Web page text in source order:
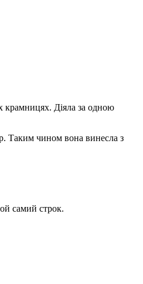
крамницях. Діяла за одною
Таким чином вона винесла з
самий строк.